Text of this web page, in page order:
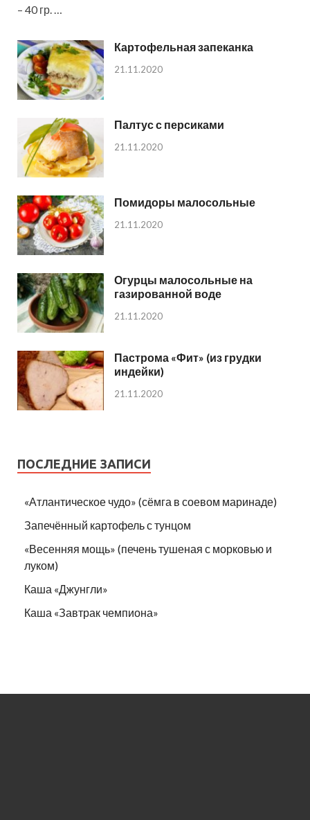
– 40 гр. …
Картофельная запеканка
21.11.2020
Палтус с персиками
21.11.2020
Помидоры малосольные
21.11.2020
Огурцы малосольные на
газированной воде
21.11.2020
Пастрома «Фит» (из грудки
индейки)
21.11.2020
ПОСЛЕДНИЕ ЗАПИСИ
«Атлантическое чудо» (сёмга в соевом маринаде)
Запечённый картофель с тунцом
«Весенняя мощь» (печень тушеная с морковью и
луком)
Каша «Джунгли»
Каша «Завтрак чемпиона»